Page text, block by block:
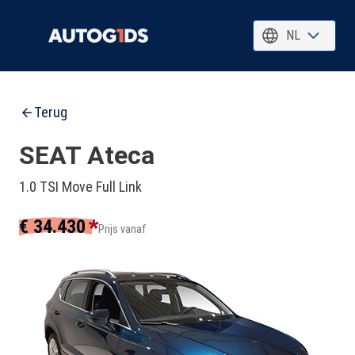
NL
Terug
SEAT Ateca
1.0 TSI Move Full Link
€ 34.430*Prijs vanaf